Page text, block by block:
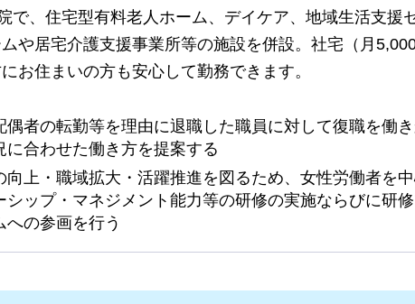
で、住宅型有料老人ホーム、デイケア、地域生活支援
や居宅介護支援事業所等の施設を併設。社宅（月5,000
お住まいの方も安心して勤務できます。
偶者の転勤等を理由に退職した職員に対して復職を働
に合わせた働き方を提案する
向上・職域拡大・活躍推進を図るため、女性労働者を中
シップ・マネジメント能力等の研修の実施ならびに研
への参画を行う